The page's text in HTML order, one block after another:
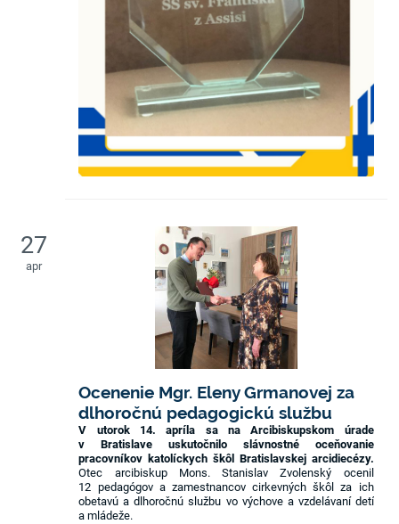
27
apr
Ocenenie Mgr. Eleny Grmanovej za
dlhoročnú pedagogickú službu
V utorok 14. apríla sa na Arcibiskupskom úrade
v Bratislave uskutočnilo slávnostné oceňovanie
pracovníkov katolíckych škôl Bratislavskej arcidiecézy.
Otec arcibiskup Mons. Stanislav Zvolenský ocenil
12 pedagógov a zamestnancov cirkevných škôl za ich
obetavú a dlhoročnú službu vo výchove a vzdelávaní detí
a mládeže.